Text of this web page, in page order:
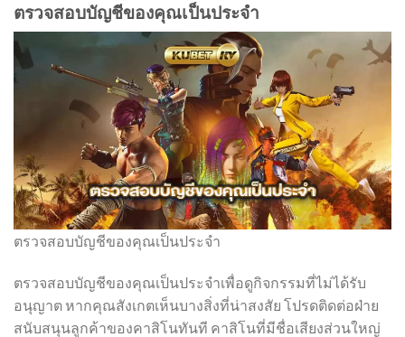
ตรวจสอบบัญชีของคุณเป็นประจำ
ตรวจสอบบัญชีของคุณเป็นประจำ
ตรวจสอบบัญชีของคุณเป็นประจำเพื่อดูกิจกรรมที่ไม่ได้รับ
อนุญาต หากคุณสังเกตเห็นบางสิ่งที่น่าสงสัย โปรดติดต่อฝ่าย
สนับสนุนลูกค้าของคาสิโนทันที คาสิโนที่มีชื่อเสียงส่วนใหญ่